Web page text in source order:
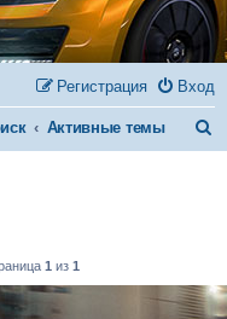
Вход
Регистрация
Активные темы
1 из 1